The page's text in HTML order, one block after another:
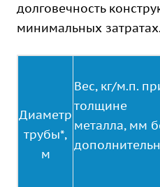
долговечность
минимальных затратах.
Диаметр
трубы*,
м
Вес, кг/м.п.
толщине
металла, мм